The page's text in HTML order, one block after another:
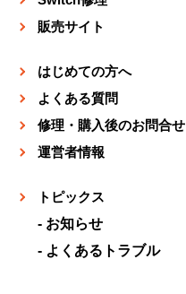
販売サイト
はじめての方へ
よくある質問
修理・購入後のお問合せ
運営者情報
トピックス
お知らせ
よくあるトラブル